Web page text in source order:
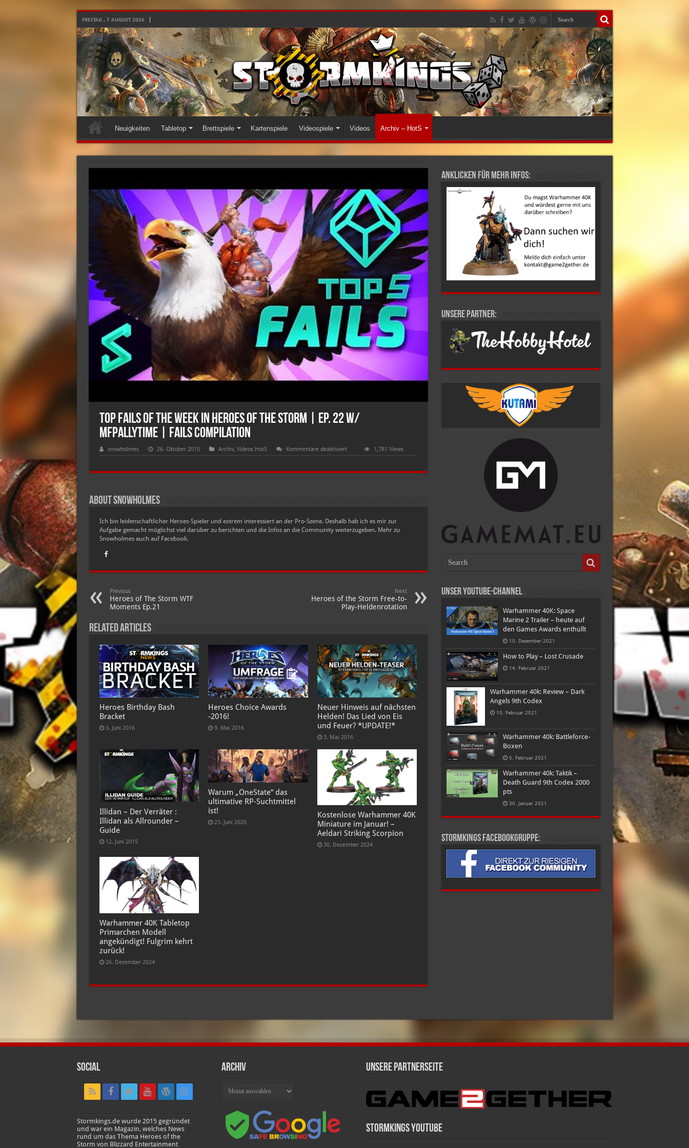
FREITAG , 7 AUGUST 2026
Neuigkeiten Tabletop Brettspiele Kartenspiele Videospiele Videos Archiv – HotS
Top Fails of the Week in Heroes of the Storm | Ep. 22 w/
MFPallytime | Fails Compilation
snowholmes 26. Oktober 2015 Archiv, Videos HotS Kommentare deaktiviertfür
Top
the
|
Ep.
1,781 Views
About snowholmes
Ich bin leidenschaftlicher Heroes-Spieler und extrem interessiert an der Pro-Szene. Deshalb hab ich es mir zur
Aufgabe gemacht möglichst viel darüber zu berichten und die Infos an die Community weiterzugeben. Mehr zu
Snowholmes auch auf Facebook.
Previous
Heroes of The Storm WTF
Moments Ep.21
Next
Heroes of the Storm Free-to-
Play-Heldenrotation
Related Articles
Heroes Birthday Bash
Bracket
3. Juni 2016
Heroes Choice Awards
-2016!
9. Mai 2016
Neuer Hinweis auf nächsten
Helden! Das Lied von Eis
und Feuer? *UPDATE!*
3. Mai 2016
Illidan – Der Verräter :
Illidan als Allrounder –
Guide
12. Juni 2015
Warum „OneState“ das
ultimative RP-Suchtmittel
ist!
23. Juni 2026
Kostenlose Warhammer 40K
Miniature im Januar! –
Aeldari Striking Scorpion
30. Dezember 2024
Warhammer 40K Tabletop
Primarchen Modell
angekündigt! Fulgrim kehrt
zurück!
26. Dezember 2024
Anklicken für mehr Infos:
Unsere Partner:
Unser Youtube-Channel
Warhammer 40K: Space
Marine 2 Trailer – heute auf
den Games Awards enthüllt
10. Dezember 2021
How to Play – Lost Crusade
14. Februar 2021
Warhammer 40k: Review – Dark
Angels 9th Codex
10. Februar 2021
Warhammer 40k: Battleforce-
Boxen
5. Februar 2021
Warhammer 40k: Taktik –
Death Guard 9th Codex 2000
pts
30. Januar 2021
Stormkings Facebookgruppe:
Social
Stormkings.de wurde 2015 gegründet
und war ein Magazin, welches News
rund um das Thema Heroes of the
Storm von Blizzard Entertainment
Archiv Unsere Partnerseite
Stormkings Youtube